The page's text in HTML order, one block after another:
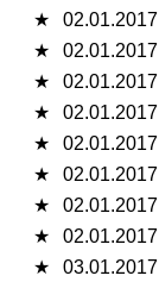
★
02.01.2017
★
02.01.2017
★
02.01.2017
★
02.01.2017
★
02.01.2017
★
02.01.2017
★
02.01.2017
★
02.01.2017
★
03.01.2017